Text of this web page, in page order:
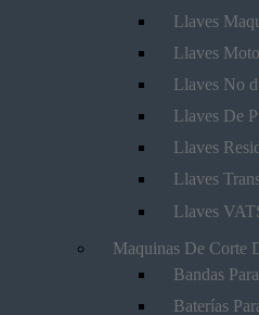
Llaves
Llaves Moto
Llaves No
Llaves De
Llaves
Llaves
Llaves
Maquinas De Corte
Bandas
Baterías